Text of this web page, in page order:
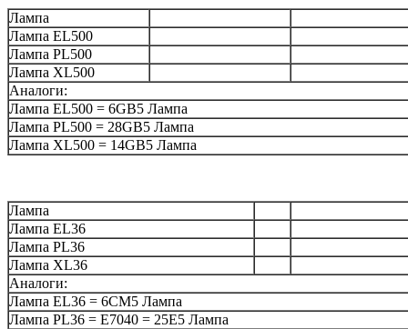
Лампа
Лампа EL500
Лампа PL500
Лампа XL500
Аналоги:
Лампа EL500 = 6GB5 Лампа
Лампа PL500 = 28GB5 Лампа
Лампа XL500 = 14GB5 Лампа
Лампа
Лампа EL36
Лампа PL36
Лампа XL36
Аналоги:
Лампа EL36 = 6CM5 Лампа
Лампа PL36 = E7040 = 25E5 Лампа